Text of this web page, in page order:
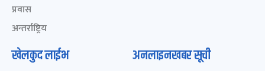
प्रवास
अन्तर्राष्ट्रिय
खेलकुद लाईभ अनलाइनखबर सूची